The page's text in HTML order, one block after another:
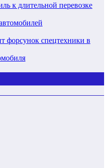
к длительной перевозке
форсунок спецтехники в